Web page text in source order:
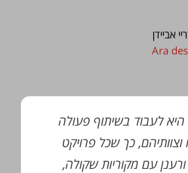
היא לעבוד בשיתוף פעולה
וצוותיהם, כך שכל פרויקט
ורענן עם מקוריות שקולה,
אביידן
Ara